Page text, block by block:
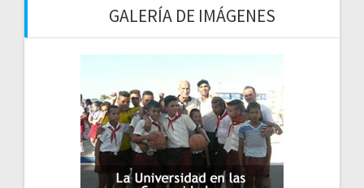
GALERÍA DE IMÁGENES